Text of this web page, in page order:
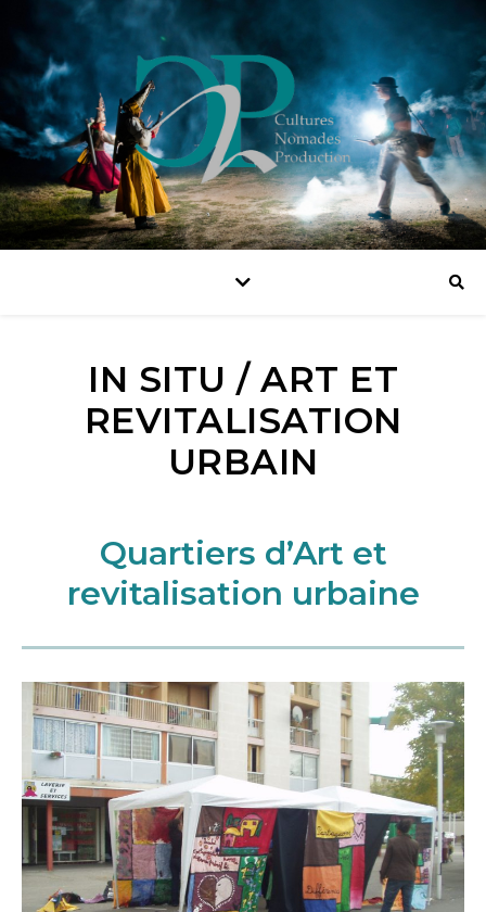
IN SITU / ART ET
REVITALISATION
URBAIN
Quartiers d’Art et
revitalisation urbaine